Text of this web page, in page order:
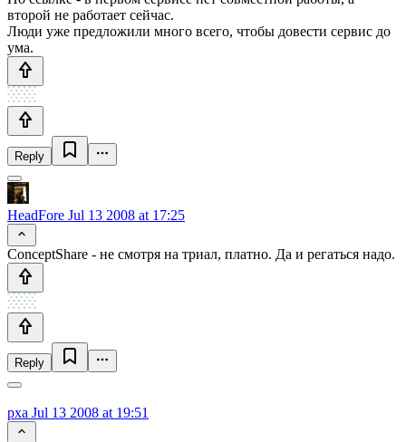
второй не работает сейчас.
Люди уже предложили много всего, чтобы довести сервис до
ума.
Reply
HeadFore Jul 13 2008 at 17:25
ConceptShare - не смотря на триал, платно. Да и регаться надо.
Reply
pxa Jul 13 2008 at 19:51